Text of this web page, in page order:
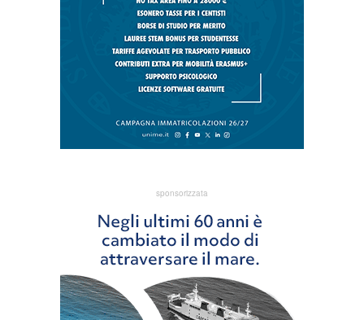
sponsorizzata